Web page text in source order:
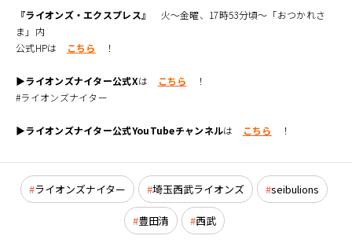
『ライオンズ・エクスプレス』
火～金曜、17時53分頃～「おつかれさ
ま」内
公式HPは
こちら ！
▶ライオンズナイター公式Xは こちら ！
#ライオンズナイター
▶ライオンズナイター公式YouTubeチャンネルは こちら ！
ライオンズナイター 埼玉西武ライオンズ seibulions
豊田清 西武